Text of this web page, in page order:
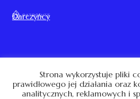
Darczyńcy
Strona wykorzystuje pliki
prawidłowego jej działania oraz
analitycznych, reklamowych i